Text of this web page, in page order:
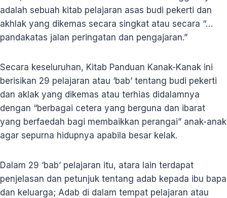
adalah sebuah kitab pelajaran asas budi pekerti dan
akhlak yang dikemas secara singkat atau secara “…
pandakatas jalan peringatan dan pengajaran.”
Secara keseluruhan, Kitab Panduan Kanak-Kanak ini
berisikan 29 pelajaran atau ‘bab’ tentang budi pekerti
dan aklak yang dikemas atau terhias didalamnya
dengan “berbagai cetera yang berguna dan ibarat
yang berfaedah bagi membaikkan perangai” anak-anak
agar sepurna hidupnya apabila besar kelak.
Dalam 29 ‘bab’ pelajaran itu, atara lain terdapat
penjelasan dan petunjuk tentang adab kepada ibu bapa
dan keluarga; Adab di dalam tempat pelajaran atau